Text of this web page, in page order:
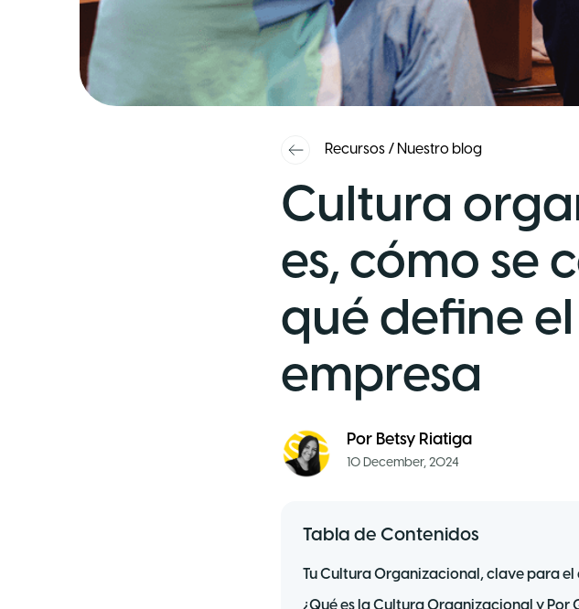
Recursos / Nuestro blog
Cultura
es, cómo se
qué define
empresa
Por Betsy Riatiga
10 December, 2024
Tabla de Contenidos
Tu Cultura Organizacional, clave para